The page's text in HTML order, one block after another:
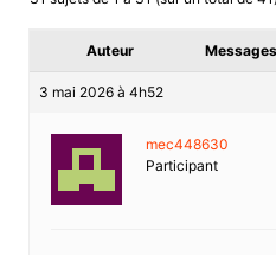
Auteur Messages
3 mai 2026 à 4h52
mec448630
Participant